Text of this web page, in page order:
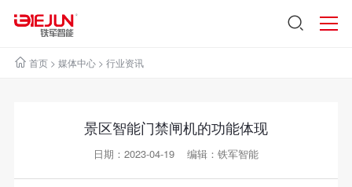
首页> 媒体中心> 行业资讯
景区智能门禁闸机的功能体现
日期：2023-04-19 编辑：铁军智能